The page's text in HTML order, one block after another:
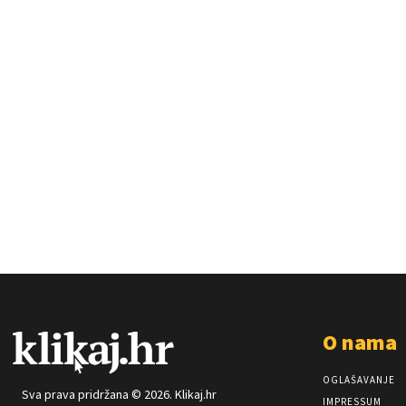
Sva prava pridržana © 2026. Klikaj.hr
O nama
OGLAŠAVANJE
IMPRESSUM